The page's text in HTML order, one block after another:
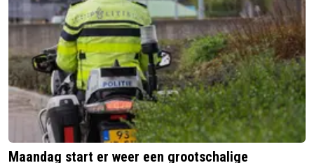
Maandag start er weer een grootschalige